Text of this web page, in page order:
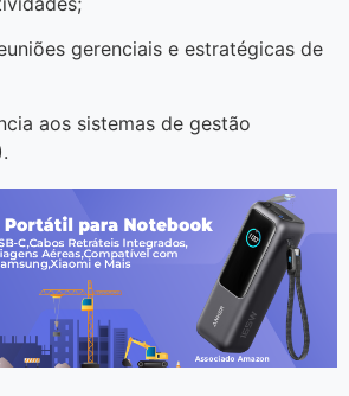
gerenciais e estratégicas de
aos sistemas de gestão